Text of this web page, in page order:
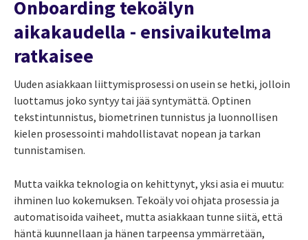
Onboarding tekoälyn
aikakaudella - ensivaikutelma
ratkaisee
Uuden asiakkaan liittymisprosessi on usein se hetki, jolloin
luottamus joko syntyy tai jää syntymättä. Optinen
tekstintunnistus, biometrinen tunnistus ja luonnollisen
kielen prosessointi mahdollistavat nopean ja tarkan
tunnistamisen.
Mutta vaikka teknologia on kehittynyt, yksi asia ei muutu:
ihminen luo kokemuksen. Tekoäly voi ohjata prosessia ja
automatisoida vaiheet, mutta asiakkaan tunne siitä, että
häntä kuunnellaan ja hänen tarpeensa ymmärretään,